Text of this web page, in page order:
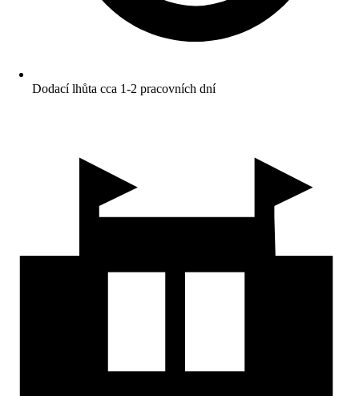
Dodací lhůta cca 1-2 pracovních dní